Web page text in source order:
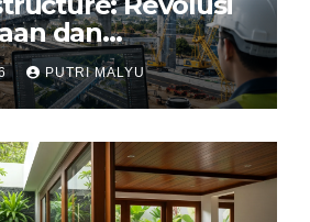
dan
Infrastruktur
PUTRI MALYU